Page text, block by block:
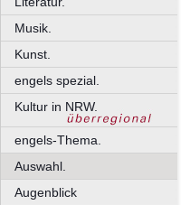
Musik.
Kunst.
engels spezial.
Kultur in NRW.
engels-Thema.
Auswahl.
Augenblick